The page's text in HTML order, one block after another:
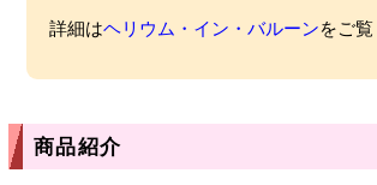
詳細はヘリウム・イン・バルーンをご覧
商品紹介